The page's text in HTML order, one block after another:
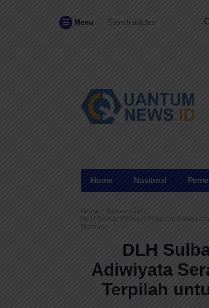
Menu
Home Nasional
Home / Advertorial /
DLH Sulbar Perkuat Program
Mamuju
DLH
Adiwiyata
Terpilah